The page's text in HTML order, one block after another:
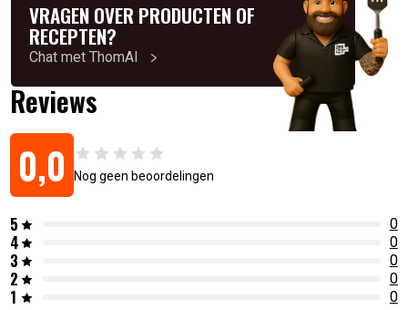
VRAGEN OVER PRODUCTEN OF
RECEPTEN?
Chat met ThomAI
Reviews
0,0 Nog geen beoordelingen
5 0
4 0
3 0
2 0
1 0